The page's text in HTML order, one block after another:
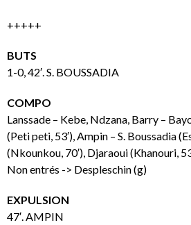
+++++
BUTS
1-0, 42′. S. BOUSSADIA
COMPO
Lanssade – Kebe, Ndzana, Barry –
(Peti peti, 53′), Ampin – S. Boussadia
(Nkounkou, 70′), Djaraoui (Khanouri,
Non entrés -> Despleschin (g)
EXPULSION
47′. AMPIN